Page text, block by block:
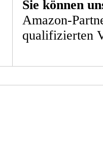
Sie können
Amazon-
qualifizierten